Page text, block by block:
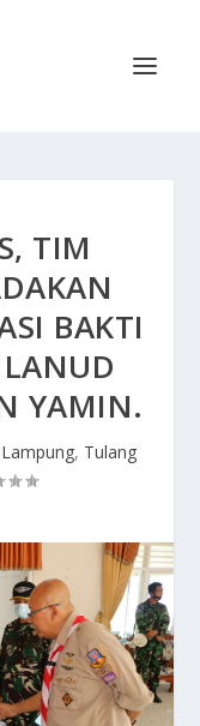
TIM
BAKTI
YAMIN.
Lampung, Tulang